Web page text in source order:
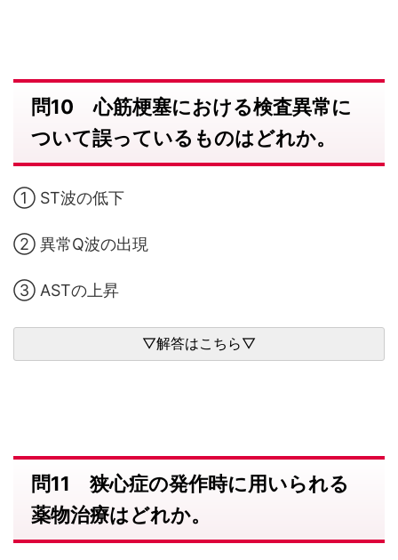
問10 心筋梗塞における検査異常に
ついて誤っているものはどれか。
① ST波の低下
② 異常Q波の出現
③ ASTの上昇
問11 狭心症の発作時に用いられる
薬物治療はどれか。